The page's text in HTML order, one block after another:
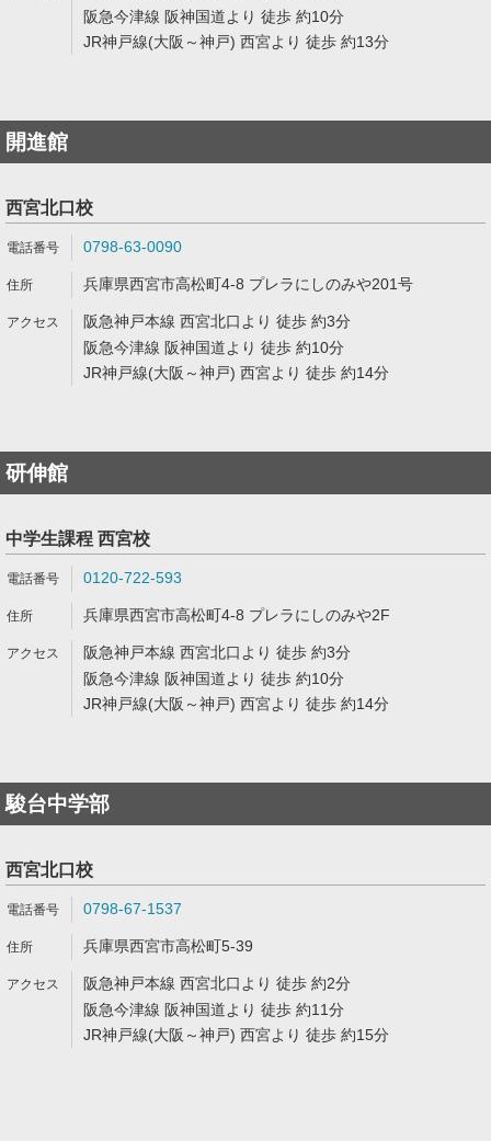
阪急今津線 阪神国道より 徒歩 約10分
JR神戸線(大阪～神戸) 西宮より 徒歩 約13分
開進館
西宮北口校
0798-63-0090
兵庫県西宮市高松町4-8 プレラにしのみや201号
阪急神戸本線 西宮北口より 徒歩 約3分
阪急今津線 阪神国道より 徒歩 約10分
JR神戸線(大阪～神戸) 西宮より 徒歩 約14分
研伸館
中学生課程 西宮校
0120-722-593
兵庫県西宮市高松町4-8 プレラにしのみや2F
阪急神戸本線 西宮北口より 徒歩 約3分
阪急今津線 阪神国道より 徒歩 約10分
JR神戸線(大阪～神戸) 西宮より 徒歩 約14分
駿台中学部
西宮北口校
0798-67-1537
兵庫県西宮市高松町5-39
阪急神戸本線 西宮北口より 徒歩 約2分
阪急今津線 阪神国道より 徒歩 約11分
JR神戸線(大阪～神戸) 西宮より 徒歩 約15分